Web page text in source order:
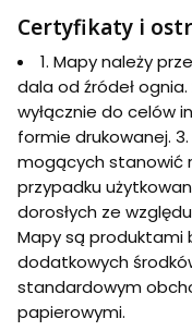
Certyfikaty i
1. Mapy należy
dala od źródeł
wyłącznie do celów
formie drukowanej.
mogących stanowić
przypadku
dorosłych ze
Mapy są produktami
dodatkowych
standardowym
papierowymi.